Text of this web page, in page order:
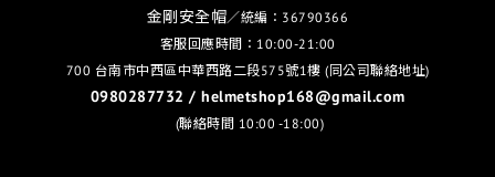
金剛安全帽／統編：36790366
客服回應時間：10:00-21:00
700 台南市中西區中華西路二段575號1樓 (同公司聯絡地址)
0980287732 / helmetshop168@gmail.com
(聯絡時間 10:00 -18:00)